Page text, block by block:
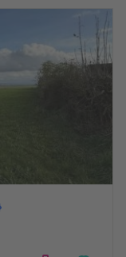
de maisons et
et
accueillir dans nos